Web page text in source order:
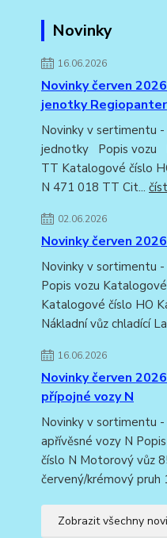
Novinky
16.06.2026
Novinky červen
jenotky Regiopanter
Novinky v sertimentu
jednotky Popis vozu
TT Katalogové číslo
N 471 018 TT Cit...
02.06.2026
Novinky červen
Novinky v sortimentu -
Popis vozu
Katalogové číslo HO
Nákladní vůz chladící
16.06.2026
Novinky červen
přípojné vozy N
Novinky v sortimentu
apřívěsné vozy N
číslo N Motorový vůz
červený/krémový pruh
Zobrazit všechny